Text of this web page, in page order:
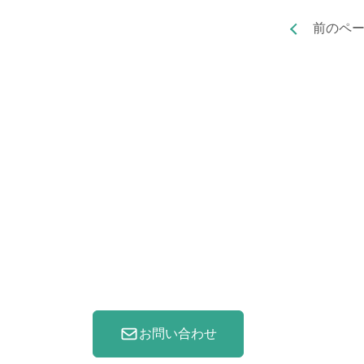
前のペ
お問い合わせ